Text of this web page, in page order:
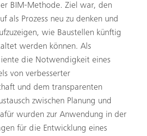
BIM-Methode. Ziel war, den
als Prozess neu zu denken und
wie Baustellen künftig
werden können. Als
die Notwendigkeit eines
von verbesserter
und dem transparenten
zwischen Planung und
wurden zur Anwendung in der
für die Entwicklung eines